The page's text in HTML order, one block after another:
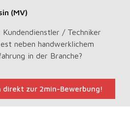
(MV)
/ Techniker
neben handwerklichem
in der Branche?
direkt zur 2min-Bewerbung!